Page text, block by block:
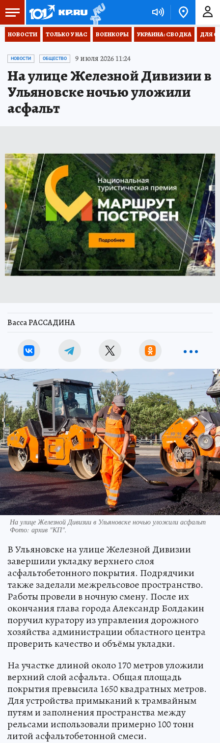
НОВОСТИ ТОЛЬКО У НАС ВОЕНКОРЫ УКРАИНА: СВОДКА ДЛЯ
НОВОСТИ ОБЩЕСТВО 9 июля 2026 11:24
На улице Железной Дивизии в
Ульяновске ночью уложили
асфальт
Васса РАССАДИНА
На улице Железной Дивизии в Ульяновске ночью уложили асфальт
Фото: архив "КП".
В Ульяновске на улице Железной Дивизии
завершили укладку верхнего слоя
асфальтобетонного покрытия. Подрядчики
также заделали межрельсовое пространство.
Работы провели в ночную смену. После их
окончания глава города Александр Болдакин
поручил куратору из управления дорожного
хозяйства администрации областного центра
проверить качество и объёмы укладки.
На участке длиной около 170 метров уложили
верхний слой асфальта. Общая площадь
покрытия превысила 1650 квадратных метров.
Для устройства примыканий к трамвайным
путям и заполнения пространства между
рельсами использовали примерно 100 тонн
литой асфальтобетонной смеси.